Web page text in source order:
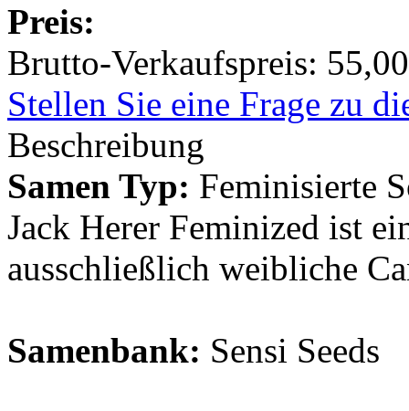
Preis:
Brutto-Verkaufspreis:
Stellen Sie eine Frage zu
Beschreibung
Samen Typ: Feminisierte
Jack Herer Feminized ist
ausschließlich weibliche
Samenbank: Sensi Seeds